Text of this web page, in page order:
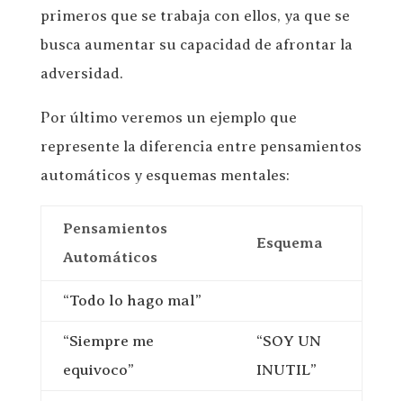
primeros que se trabaja con ellos, ya que se
busca aumentar su capacidad de afrontar la
adversidad.
Por último veremos un ejemplo que
represente la diferencia entre pensamientos
automáticos y esquemas mentales:
Pensamientos
Automáticos
Esquema
“Todo lo hago mal”
“Siempre me
equivoco”
“SOY UN
INUTIL”